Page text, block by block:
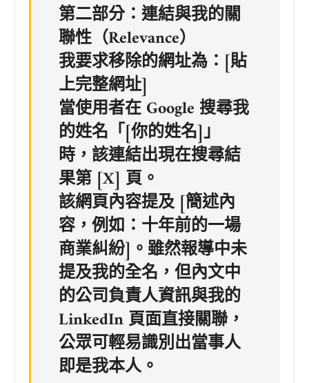
第二部分：連結與我的關
聯性（Relevance）
我要求移除的網址為：[貼
上完整網址]
當使用者在 Google 搜尋我
的姓名「[你的姓名]」
時，該連結出現在搜尋結
果第 [X] 頁。
該網頁內容提及 [簡述內
容，例如：十年前的一場
商業糾紛]。雖然報導中未
提及我的全名，但內文中
的公司負責人資訊與我的
LinkedIn 頁面直接關聯，
公眾可輕易識別出當事人
即是我本人。